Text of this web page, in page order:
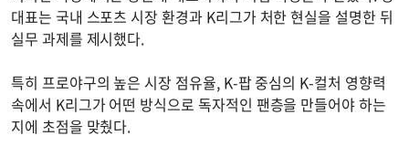
대표는 국내 스포츠 시장 환경과 K리그가 처한 현실을 설명한 뒤
실무 과제를 제시했다.
특히 프로야구의 높은 시장 점유율, K-팝 중심의 K-컬처 영향력
속에서 K리그가 어떤 방식으로 독자적인 팬층을 만들어야 하는
지에 초점을 맞췄다.